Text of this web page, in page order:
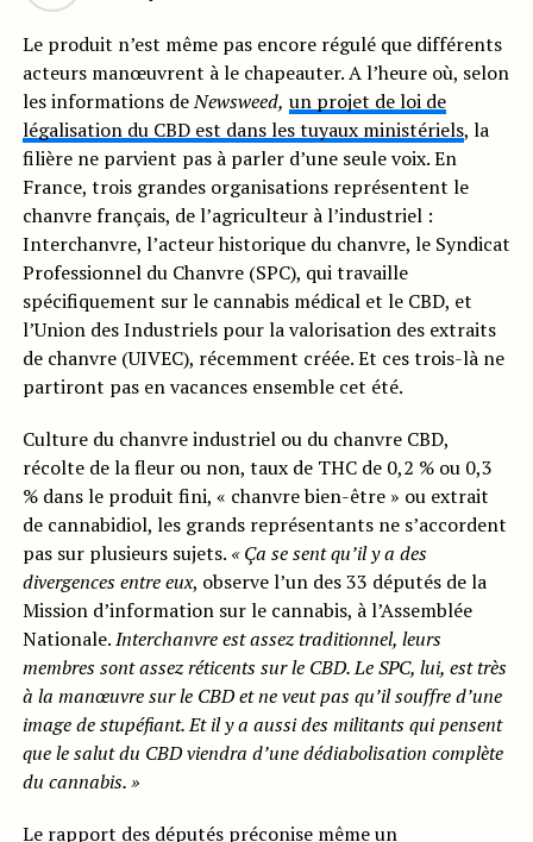
Le produit n’est même pas encore régulé que différents
acteurs manœuvrent à le chapeauter. A l’heure où, selon
les informations deNewsweed, un projet de loi de
légalisation du CBD est dans les tuyaux ministériels, la
filière ne parvient pas à parler d’une seule voix. En
France, trois grandes organisations représentent le
chanvre français, de l’agriculteur à l’industriel :
Interchanvre, l’acteur historique du chanvre, le Syndicat
Professionnel du Chanvre (SPC), qui travaille
spécifiquement sur le cannabis médical et le CBD, et
l’Union des Industriels pour la valorisation des extraits
de chanvre (UIVEC), récemment créée. Et ces trois-là ne
partiront pas en vacances ensemble cet été.
Culture du chanvre industriel ou du chanvre CBD,
récolte de la fleur ou non, taux de THC de 0,2 % ou 0,3
% dans le produit fini, « chanvre bien-être » ou extrait
de cannabidiol, les grands représentants ne s’accordent
pas sur plusieurs sujets. « Ça se sent qu’il y a des
divergences entre eux, observe l’un des 33 députés de la
Mission d’information sur le cannabis, à l’Assemblée
Nationale.Interchanvre est assez traditionnel, leurs
membres sont assez réticents sur le CBD. Le SPC, lui, est très
à la manœuvre sur le CBD et ne veut pas qu’il souffre d’une
image de stupéfiant. Et il y a aussi des militants qui pensent
que le salut du CBD viendra d’une dédiabolisation complète
du cannabis. »
Le rapport des députéspréconise même un